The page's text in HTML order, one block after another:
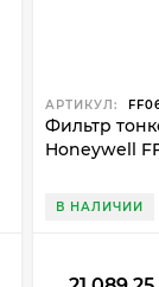
АРТИКУЛ:
Фильтр
Honeywell
В НАЛИЧИИ